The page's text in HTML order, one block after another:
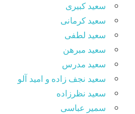
سعید کبیری
سعید کرمانی
سعید لطفی
سعید مبرهن
سعید مدرس
سعید نجف زاده و امید آلو
سعید نظرزاده
سمیر عباسی